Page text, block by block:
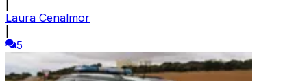
Laura Cenalmor
5